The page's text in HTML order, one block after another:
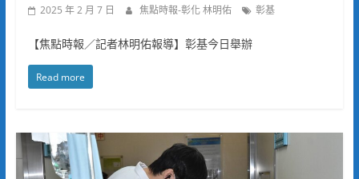
2025 年 2 月 7 日 焦點時報-彰化 林明佑 彰基
【焦點時報／記者林明佑報導】彰基今日舉辦
Read more